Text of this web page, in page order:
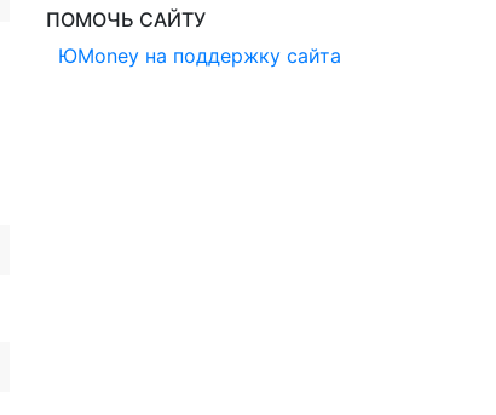
ПОМОЧЬ САЙТУ
ЮMoney на поддержку сайта